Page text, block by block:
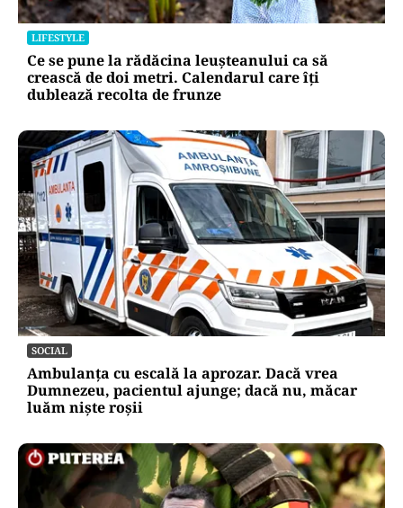
LIFESTYLE
Ce se pune la rădăcina leușteanului ca să
crească de doi metri. Calendarul care îți
dublează recolta de frunze
SOCIAL
Ambulanța cu escală la aprozar. Dacă vrea
Dumnezeu, pacientul ajunge; dacă nu, măcar
luăm niște roșii